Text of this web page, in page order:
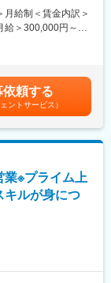
ティングを担いま
受注をすることが
近年の異常気象や
した受注が見込ま
給制＜賃金内訳＞
給＞300,000円～
す。
依頼する
ントサービス）
業※プライム上
キルが身につ